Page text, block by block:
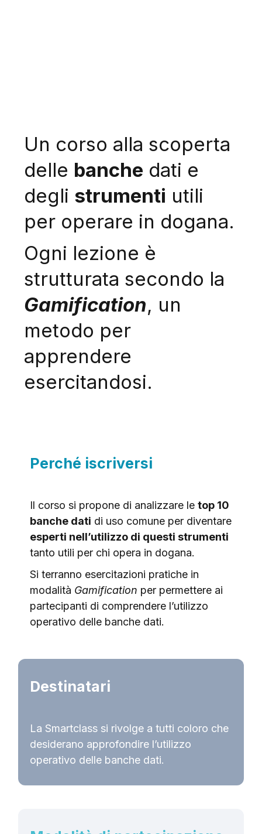
Un corso alla scoperta
delle banche dati e
degli strumenti utili
per operare in dogana.
Ogni lezione è
strutturata secondo la
Gamification, un
metodo per
apprendere
esercitandosi.
Perché iscriversi
Il corso si propone di analizzare letop 10
banche dati di uso comune per diventare
esperti nell’utilizzo di questi strumenti
tanto utili per chi opera in dogana.
Si terranno esercitazioni pratiche in
modalità Gamification per permettere ai
partecipanti di comprendere l’utilizzo
operativo delle banche dati.
Destinatari
La Smartclass si rivolge a tutti coloro che
desiderano approfondire l’utilizzo
operativo delle banche dati.